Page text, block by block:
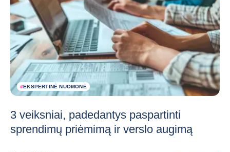
#EKSPERTINĖ NUOMONĖ
3 veiksniai, padedantys paspartinti
sprendimų priėmimą ir verslo augimą